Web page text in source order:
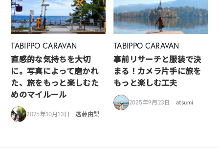
TABIPPO CARAVAN
直感的な気持ちを大切
に。写真によって磨かれ
た、旅をもっと楽しむた
めのマイルール
2025年10月13日 遠藤由梨
TABIPPO CARAVAN
事前リサーチと服装で決
まる！カメラ片手に旅を
もっと楽しむ工夫
2025年9月23日 atsumi